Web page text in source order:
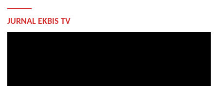
JURNAL EKBIS TV